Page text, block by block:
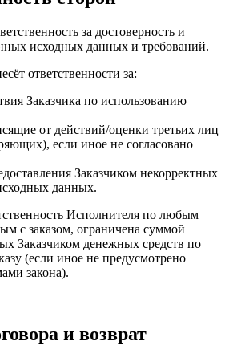
за достоверность и
исходных данных и требований.
ответственности за:
Заказчика по использованию
от действий/оценки третьих лиц
если иное не согласовано
Заказчиком некорректных
данных.
Исполнителя по любым
с заказом, ограничена суммой
Заказчиком денежных средств по
(если иное не предусмотрено
закона).
и возврат